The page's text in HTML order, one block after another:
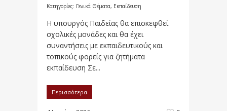
Κατηγορίες: Γενικά Θέματα, Εκπαίδευση
Η υπουργός Παιδείας θα επισκεφθεί
σχολικές μονάδες και θα έχει
συναντήσεις με εκπαιδευτικούς και
τοπικούς φορείς για ζητήματα
εκπαίδευση Σε...
Περισσότερα